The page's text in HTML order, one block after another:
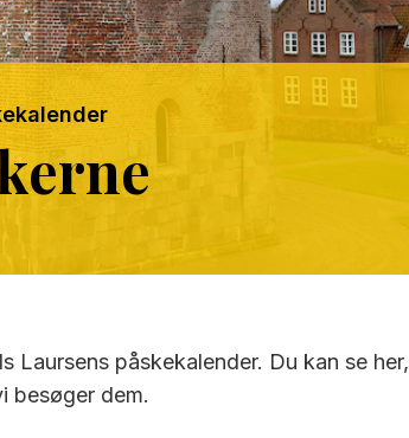
påskekalender. Du kan se her,
besøger dem.